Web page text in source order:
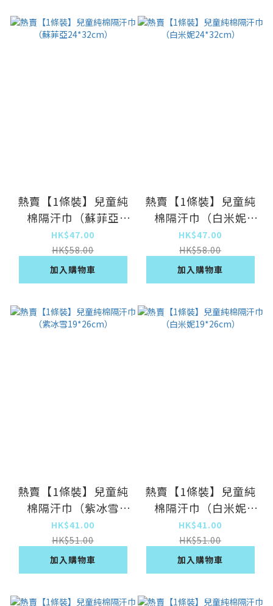
熱賣【1條裝】兒童純
棉隔汗巾（蘇菲亞
24*32cm）
HK$47.00
HK$58.00
加入購物車
熱賣【1條裝】兒童純
棉隔汗巾（白米妮
24*32cm）
HK$47.00
HK$58.00
加入購物車
熱賣【1條裝】兒童純
棉隔汗巾（紫冰雪
19*26cm）
HK$41.00
HK$51.00
加入購物車
熱賣【1條裝】兒童純
棉隔汗巾（白米妮
19*26cm）
HK$41.00
HK$51.00
加入購物車